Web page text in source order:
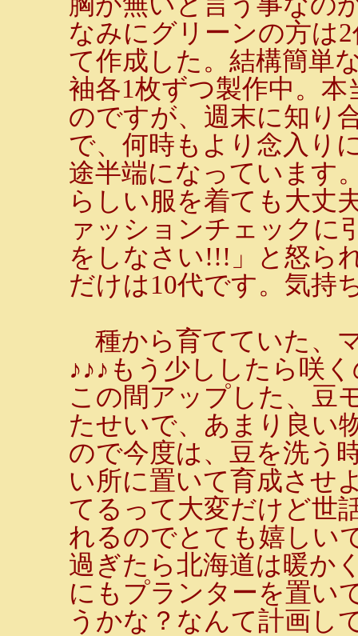
なみにグリーンの方は
て作成した。結構簡単
袖各1枚ずつ製作中。
のですが、週末に知り
で、何時もより念入り
途半端になっています
らしい服を着ても大丈
ァッションチェックに
をしなさい!!!」と怒ら
だけは10代です。気持
種から育てていた、
♪♪♪もう少ししたら咲
この間アップした、豆
たせいで、あまり良い
ので今度は、豆を洗う
い所に置いて育成させ
てるって大変だけど世
れるのでとても嬉しい
過ぎたら北海道は暖か
にもプランターを置い
うかな？なんて計画し